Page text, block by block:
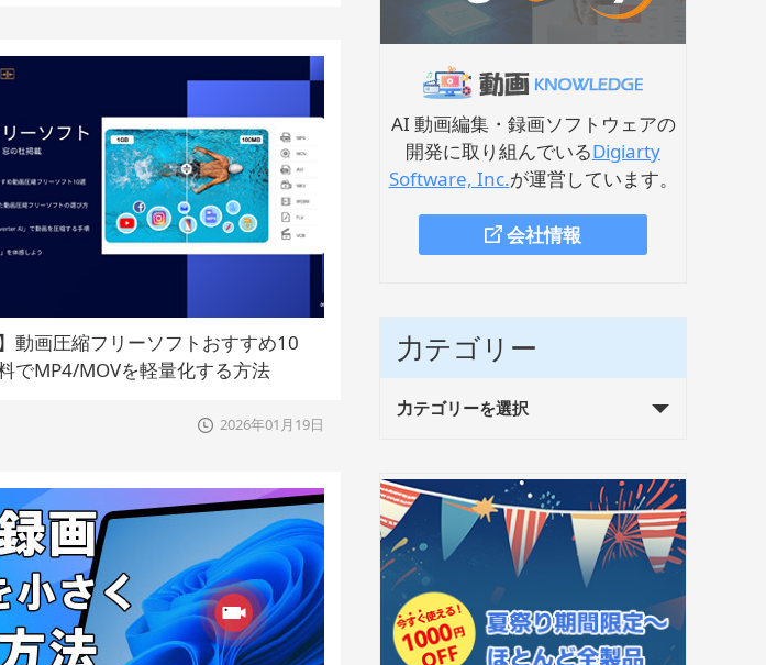
動画圧縮フリーソフトおすすめ10
でMP4/MOVを軽量化する方法
2026年01月19日
AI 動画編集・録画ソフトウェアの
開発に取り組んでいるDigiarty
Software, Inc.が運営しています。
会社情報
力テゴリー
力テゴリーを選択